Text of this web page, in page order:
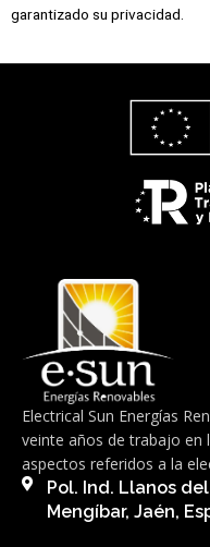
garantizado su privacidad.
Electrical Sun Energías
veinte años de trabajo en
aspectos referidos a la
Pol. Ind. Llanos
Mengíbar, Jaén,